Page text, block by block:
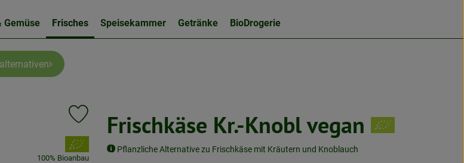
Gemüse Frisches Speisekammer Getränke BioDrogerie
Frischkäse Kr.-Knobl vegan
Pflanzliche Alternative zu Frischkäse mit Kräutern und Knoblauch
Produkt zu Favouriten hinzufügen
, Verband:
100% Bioanbau